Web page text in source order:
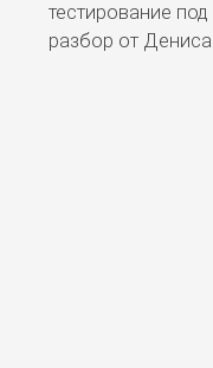
тестирование
разбор от Дениса